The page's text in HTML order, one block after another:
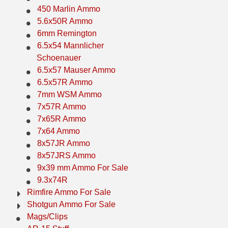
7.5 French Ammo
7.65x53 Arg Ammo
8x56r Ammo
28 Nosler Ammo
25-35 Win Ammo
223 WSSM Ammo
257 WBY Magnum
280 Ackley Ammo
32 Winchester Special Ammo
32-20 Winchester Ammo
450 Marlin Ammo
5.6x50R Ammo
6mm Remington
6.5x54 Mannlicher
Schoenauer
6.5x57 Mauser Ammo
6.5x57R Ammo
7mm WSM Ammo
7x57R Ammo
7x65R Ammo
7x64 Ammo
8x57JR Ammo
8x57JRS Ammo
9x39 mm Ammo For Sale
9.3x74R
Rimfire Ammo For Sale
Shotgun Ammo For Sale
Mags/Clips